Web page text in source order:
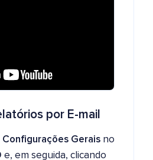
por E-mail
Configurações Gerais no
e, em seguida, clicando